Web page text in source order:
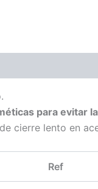
para evitar
cierre lento en
Ref